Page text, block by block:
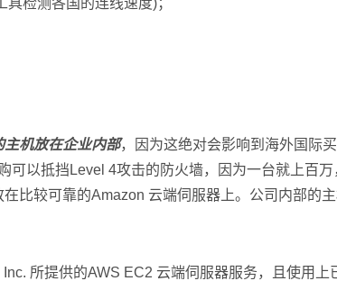
检测各国的连线速度)；
机放在企业内部，因为这绝对会影响到海外国际
可以抵挡Level 4攻击的防火墙，因为一台就上百
比较可靠的Amazon 云端伺服器上。公司内部的
所提供的AWS EC2 云端伺服器服务，且使用